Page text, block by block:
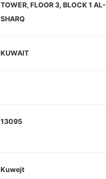
TOWER, FLOOR 3, BLOCK 1 AL-
SHARQ
KUWAIT
13095
Kuwejt